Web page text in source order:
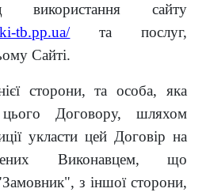
використання сайту
tb.pp.ua/та послуг,
Сайті.
сторони, та особа, яка
Договору, шляхом
укласти цей Договір на
Виконавцем, що
з іншої сторони,